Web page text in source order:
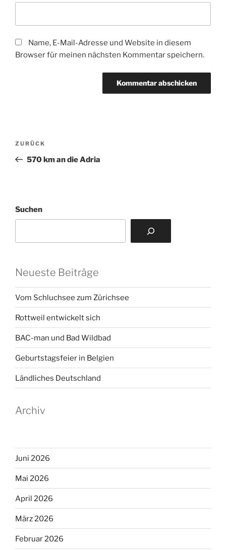
Name, E-Mail-Adresse und Website in diesem
Browser für meinen nächsten Kommentar speichern.
Beitragsnavigation
Vorheriger
Beitrag
ZURÜCK
570 km an die Adria
Suchen
Neueste Beiträge
Vom Schluchsee zum Zürichsee
Rottweil entwickelt sich
BAC-man und Bad Wildbad
Geburtstagsfeier in Belgien
Ländliches Deutschland
Archiv
Juni 2026
Mai 2026
April 2026
März 2026
Februar 2026